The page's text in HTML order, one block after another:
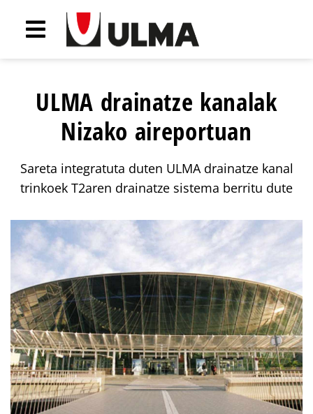
ULMA drainatze kanalak
Nizako aireportuan
Sareta integratuta duten ULMA drainatze kanal
trinkoek T2aren drainatze sistema berritu dute